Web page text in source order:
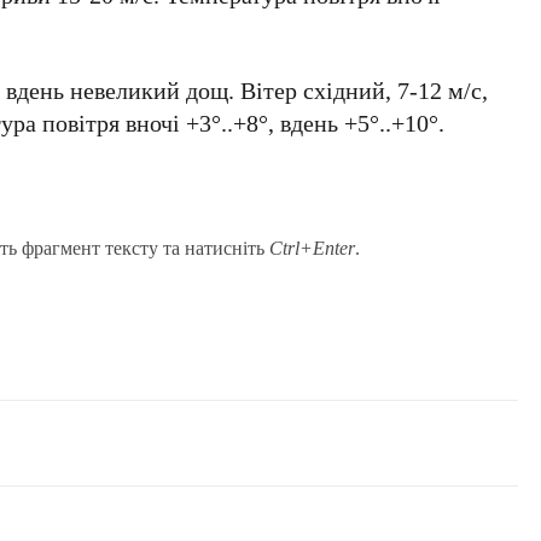
невеликий дощ. Вітер східний, 7-12 м/с,
повітря вночі +3°..+8°, вдень +5°..+10°.
фрагмент тексту та натисніть Ctrl+Enter.